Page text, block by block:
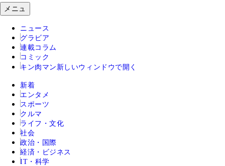
メニュ
ニュース
グラビア
連載コラム
コミック
キン肉マン 新しいウィンドウで開く
新着
エンタメ
スポーツ
クルマ
ライフ・文化
社会
政治・国際
経済・ビジネス
IT・科学